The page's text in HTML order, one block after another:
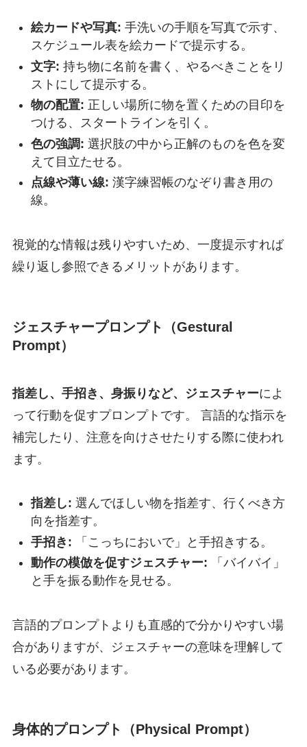
絵カードや写真: 手洗いの手順を写真で示す、
スケジュール表を絵カードで提示する。
文字: 持ち物に名前を書く、やるべきことをリ
ストにして提示する。
物の配置: 正しい場所に物を置くための目印を
つける、スタートラインを引く。
色の強調: 選択肢の中から正解のものを色を変
えて目立たせる。
点線や薄い線: 漢字練習帳のなぞり書き用の
線。
視覚的な情報は残りやすいため、一度提示すれば
繰り返し参照できるメリットがあります。
ジェスチャープロンプト（Gestural
Prompt）
指差し、手招き、身振りなど、ジェスチャーによ
って行動を促すプロンプトです。 言語的な指示を
補完したり、注意を向けさせたりする際に使われ
ます。
指差し: 選んでほしい物を指差す、行くべき方
向を指差す。
手招き: 「こっちにおいで」と手招きする。
動作の模倣を促すジェスチャー: 「バイバイ」
と手を振る動作を見せる。
言語的プロンプトよりも直感的で分かりやすい場
合がありますが、ジェスチャーの意味を理解して
いる必要があります。
身体的プロンプト（Physical Prompt）